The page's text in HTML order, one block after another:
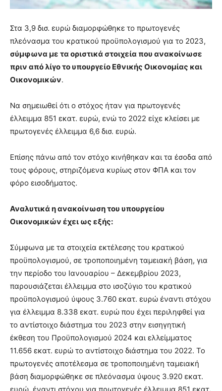
Στα 3,9 δισ. ευρώ διαμορφώθηκε το πρωτογενές
πλεόνασμα του κρατικού προϋπολογισμού για το 2023,
σύμφωνα με τα οριστικά στοιχεία που ανακοίνωσε
πριν από λίγο το υπουργείο Εθνικής Οικονομίας και
Οικονομικών.
Να σημειωθεί ότι ο στόχος ήταν για πρωτογενές
έλλειμμα 851 εκατ. ευρώ, ενώ το 2022 είχε κλείσει με
πρωτογενές έλλειμμα 6,6 δισ. ευρώ.
Επίσης πάνω από τον στόχο κινήθηκαν και τα έσοδα από
τους φόρους, στηριζόμενα κυρίως στον ΦΠΑ και τον
φόρο εισοδήματος.
Αναλυτικά η ανακοίνωση του υπουργείου
Οικονομικών έχει ως εξής:
Σύμφωνα με τα στοιχεία εκτέλεσης του κρατικού
προϋπολογισμού, σε τροποποιημένη ταμειακή βάση, για
την περίοδο του Ιανουαρίου – Δεκεμβρίου 2023,
παρουσιάζεται έλλειμμα στο ισοζύγιο του κρατικού
προϋπολογισμού ύψους 3.760 εκατ. ευρώ έναντι στόχου
για έλλειμμα 8.338 εκατ. ευρώ που έχει περιληφθεί για
το αντίστοιχο διάστημα του 2023 στην εισηγητική
έκθεση του Προϋπολογισμού 2024 και ελλείμματος
11.656 εκατ. ευρώ το αντίστοιχο διάστημα του 2022. Το
πρωτογενές αποτέλεσμα σε τροποποιημένη ταμειακή
βάση διαμορφώθηκε σε πλεόνασμα ύψους 3.920 εκατ.